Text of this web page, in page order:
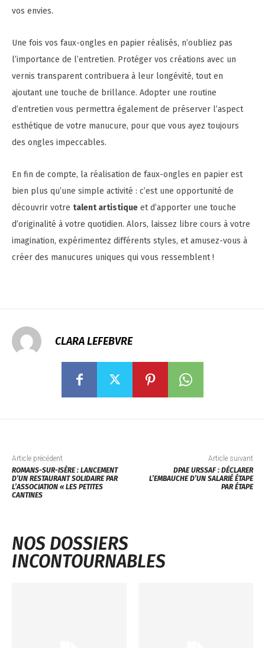
vos envies.
Une fois vos faux-ongles en papier réalisés, n’oubliez pas
l’importance de l’entretien. Protéger vos créations avec un
vernis transparent contribuera à leur longévité, tout en
ajoutant une touche de brillance. Adopter une routine
d’entretien vous permettra également de préserver l’aspect
esthétique de votre manucure, pour que vous ayez toujours
des ongles impeccables.
En fin de compte, la réalisation de faux-ongles en papier est
bien plus qu’une simple activité : c’est une opportunité de
découvrir votre talent artistique et d’apporter une touche
d’originalité à votre quotidien. Alors, laissez libre cours à votre
imagination, expérimentez différents styles, et amusez-vous à
créer des manucures uniques qui vous ressemblent !
CLARA LEFEBVRE
Article précédent
ROMANS-SUR-ISÈRE : LANCEMENT
D’UN RESTAURANT SOLIDAIRE PAR
L’ASSOCIATION « LES PETITES
CANTINES
Article suivant
DPAE URSSAF : DÉCLARER
L’EMBAUCHE D’UN SALARIÉ ÉTAPE
PAR ÉTAPE
NOS DOSSIERS
INCONTOURNABLES